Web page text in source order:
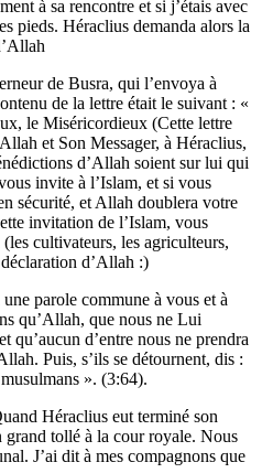
à sa rencontre et si j’étais avec
pieds. Héraclius demanda alors la
de Busra, qui l’envoya à
de la lettre était le suivant : «
le Miséricordieux (Cette lettre
et Son Messager, à Héraclius,
d’Allah soient sur lui qui
invite à l’Islam, et si vous
sécurité, et Allah doublera votre
invitation de l’Islam, vous
cultivateurs, les agriculteurs,
d’Allah :)
parole commune à vous et à
qu’Allah, que nous ne Lui
qu’aucun d’entre nous ne prendra
Puis, s’ils se détournent, dis :
». (3:64).
Héraclius eut terminé son
tollé à la cour royale. Nous
J’ai dit à mes compagnons que